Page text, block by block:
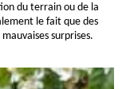
du terrain ou de la
le fait que des
surprises.